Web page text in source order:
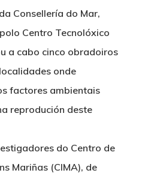
Consellería do Mar,
Centro Tecnolóxico
a cabo cinco obradoiros
onde
factores ambientais
reprodución deste
do Centro de
Mariñas (CIMA), de